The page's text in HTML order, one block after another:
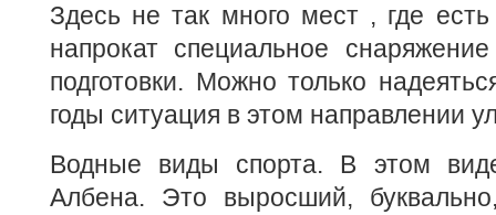
Здесь не так много мест , где
напрокат специальное
подготовки. Можно только
годы ситуация в этом направлении
Водные виды спорта. В этом виде
Албена. Это выросший,